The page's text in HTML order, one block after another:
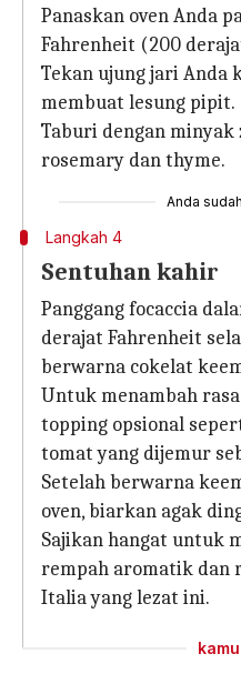
Panaskan oven Anda
Fahrenheit (200
Tekan ujung jari Anda
membuat lesung pipit.
Taburi dengan
rosemary dan thyme.
Anda sudah
Langkah 4
Sentuhan kahir
Panggang focaccia
derajat Fahrenheit
berwarna cokelat
Untuk menambah
topping opsional
tomat yang dijemur
Setelah berwarna
oven, biarkan agak
Sajikan hangat untuk
rempah aromatik dan
Italia yang lezat ini.